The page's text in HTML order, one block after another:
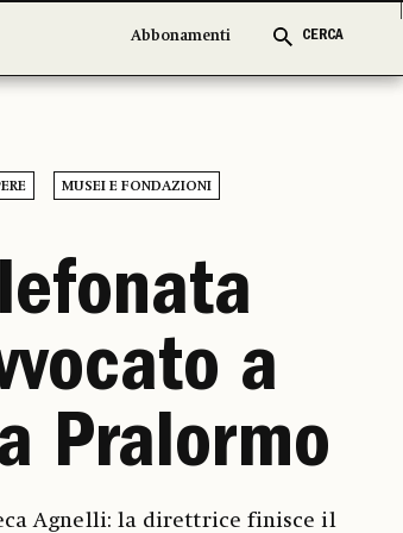
Abbonamenti CERCA
Abbonamenti CERCA
MUSEI E FONDAZIONI
a
Pralormo
Agnelli: la direttrice finisce il